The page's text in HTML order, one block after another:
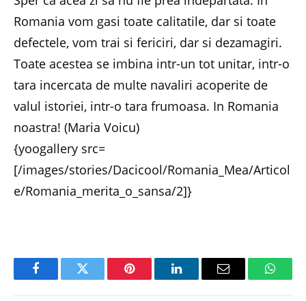
Romania vom gasi toate calitatile, dar si toate
defectele, vom trai si fericiri, dar si dezamagiri.
Toate acestea se imbina intr-un tot unitar, intr-o
tara incercata de multe navaliri acoperite de
valul istoriei, intr-o tara frumoasa. In Romania
noastra! (Maria Voicu)
{yoogallery src=
[/images/stories/Dacicool/Romania_Mea/Articol
e/Romania_merita_o_sansa/2]}
FacebookTwitter Pinterest LinkedInEmail